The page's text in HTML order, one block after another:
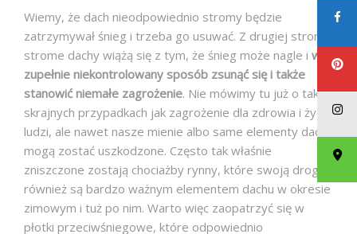
Wiemy, że dach nieodpowiednio stromy będzie
zatrzymywał śnieg i trzeba go usuwać. Z drugiej strony
strome dachy wiążą się z tym, że śnieg może nagle i w
zupełnie niekontrolowany sposób zsunąć się i także
stanowić niemałe zagrożenie. Nie mówimy tu już o tak
skrajnych przypadkach jak zagrożenie dla zdrowia i życia
ludzi, ale nawet nasze mienie albo same elementy dachu
mogą zostać uszkodzone. Często tak właśnie
zniszczone zostają chociażby rynny, które swoją drogą
również są bardzo ważnym elementem dachu w okresie
zimowym i tuż po nim. Warto więc zaopatrzyć się w
płotki przeciwśniegowe, które odpowiednio